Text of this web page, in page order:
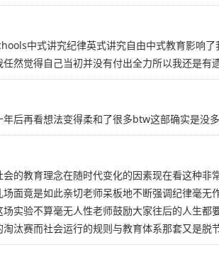
中式讲究纪律英式讲究自由中式教育影响了
然觉得自己当初并没有付出全力所以我还是有
后再看想法变得柔和了很多btw这部确实是没
的教育理念在随时代变化的因素现在看这种
面竟是如此亲切老师呆板地不断强调纪律毫
实验不算毫无人性老师鼓励大家往后的人生
汰赛而社会运行的规则与教育体系那套又是